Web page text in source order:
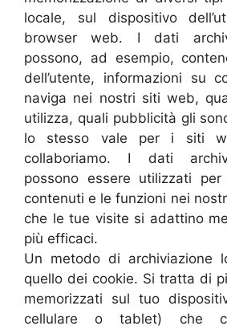
locale, sul dispositivo
browser web. I dati
possono, ad esempio,
dell’utente, informazioni su
naviga nei nostri siti web,
utilizza, quali pubblicità gli
lo stesso vale per i siti
collaboriamo. I dati
possono essere utilizzati per
contenuti e le funzioni nei
che le tue visite si adattino
più efficaci.
Un metodo di archiviazione
quello dei cookie. Si tratta di
memorizzati sul tuo
cellulare o tablet) che